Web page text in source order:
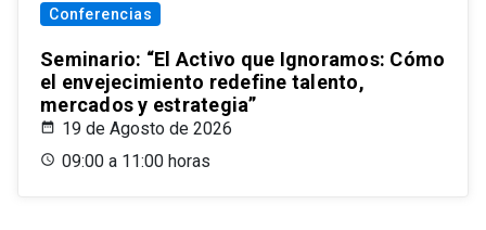
Conferencias
Seminario: “El Activo que Ignoramos: Cómo
el envejecimiento redefine talento,
mercados y estrategia”
19 de Agosto de 2026
09:00 a 11:00 horas